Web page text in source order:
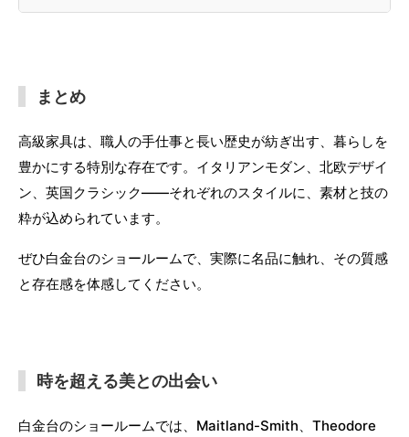
まとめ
高級家具は、職人の手仕事と長い歴史が紡ぎ出す、暮らしを
豊かにする特別な存在です。イタリアンモダン、北欧デザイ
ン、英国クラシック——それぞれのスタイルに、素材と技の
粋が込められています。
ぜひ白金台のショールームで、実際に名品に触れ、その質感
と存在感を体感してください。
時を超える美との出会い
白金台のショールームでは、Maitland-Smith、Theodore